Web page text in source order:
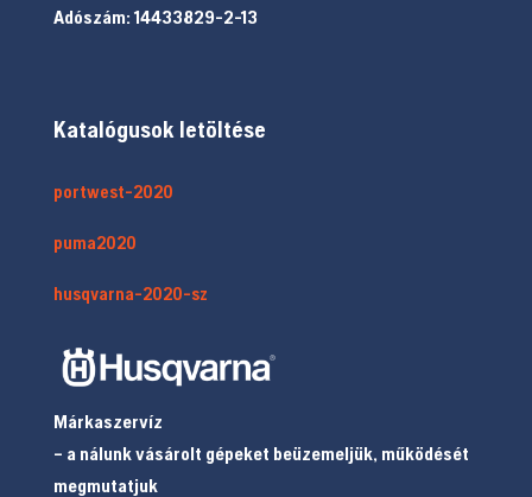
Adószám: 14433829-2-13
Katalógusok letöltése
portwest-2020
puma2020
husqvarna-2020-sz
Márkaszervíz
– a nálunk vásárolt gépeket beüzemeljük, működését
megmutatjuk